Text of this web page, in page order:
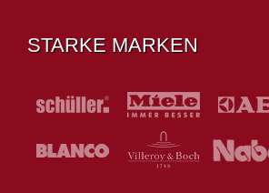
STARKE MARKEN